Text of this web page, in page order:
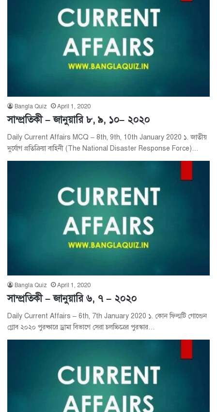
Bangla Quiz April 1, 2020
সাম্প্রতিকী – জানুয়ারি ৮, ৯, ১০– ২০২০
Daily Current Affairs MCQ – 8th, 9th, 10th January 2020 ১. জাতীয়
দুর্যোগ প্রতিক্রিয়া বাহিনী (The National Disaster Response Force)…
Bangla Quiz April 1, 2020
সাম্প্রতিকী – জানুয়ারি ৬, ৭ – ২০২০
Daily Current Affairs – 6th, 7th January 2020 ১. কোন ফিল্মটি গোল্ডেন
গ্লোব ২০২০ পুরষ্কারে ড্রামা বিভাগে সেরা চলচ্চিত্রের পুরস্কার…